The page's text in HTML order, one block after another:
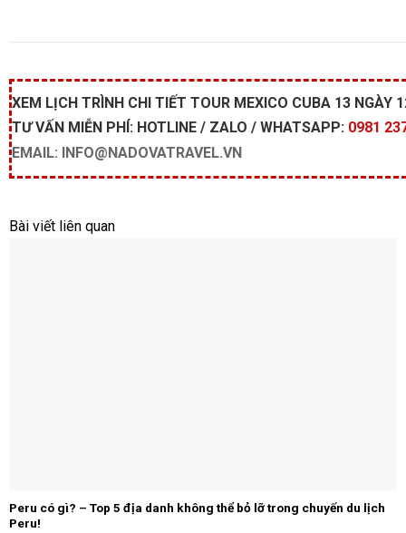
XEM LỊCH TRÌNH CHI TIẾT TOUR MEXICO CUBA 13 NGÀY
TƯ VẤN MIỄN PHÍ: HOTLINE / ZALO / WHATSAPP: 0981
EMAIL: INFO@NADOVATRAVEL.VN
Bài viết liên quan
Peru có gì? – Top 5 địa danh không thể bỏ lỡ trong chuyến du lịch
Peru!